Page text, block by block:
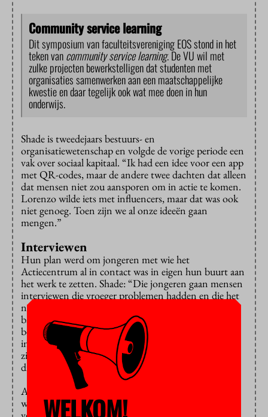
Community service learning
Dit symposium van faculteitsvereniging EOS stond in het
teken vancommunity service learning. De VU wil met
zulke projecten bewerkstelligen dat studenten met
organisaties samenwerken aan een maatschappelijke
kwestie en daar tegelijk ook wat mee doen in hun
onderwijs.
Shade is tweedejaars bestuurs- en
organisatiewetenschap en volgde de vorige periode een
vak over sociaal kapitaal. “Ik had een idee voor een app
met QR-codes, maar de andere twee dachten dat alleen
dat mensen niet zou aansporen om in actie te komen.
Lorenzo wilde iets met influencers, maar dat was ook
niet genoeg. Toen zijn we al onze ideeën gaan
mengen.”
Interviewen
Hun plan werd om jongeren met wie het
Actiecentrum al in contact was in eigen hun buurt aan
het werk te zetten. Shade: “Die jongeren gaan mensen
interviewen die vroeger problemen hadden en die het
nu gemaakt hebben. Bijvoorbeeld iemand met een
bakkerij, die vroeger ook rondhing op straat. En ze
benaderen social influencers uit de buurt en
interviewen hen over hoe ze van de straat afgekomen
zijn. Met de social influencers organiseren ze ook
discussiebijeenkomsten in de wijk.”
Al die verhalen komen ook online te staan en in de
wijk komen QR-codes te hangen die mensen naar de
WELKOM!